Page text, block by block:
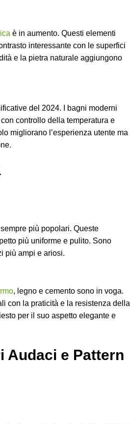
è in aumento. Questi elementi
interessante con le superfici
e la pietra naturale aggiungono
del 2024. I bagni moderni
controllo della temperatura e
migliorano l’esperienza utente ma
più popolari. Queste
più uniforme e pulito. Sono
più ampi e ariosi.
, legno e cemento sono in voga.
con la praticità e la resistenza della
per il suo aspetto elegante e
Audaci e Pattern